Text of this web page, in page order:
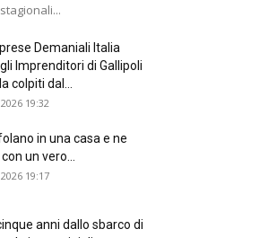
Demaniali Italia
Imprenditori di Gallipoli
colpiti dal...
19:32
in una casa e ne
un vero...
19:17
anni dallo sbarco di